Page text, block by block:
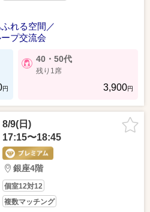
れる空間／
プ交流会
円
40・50代
残り1席
3,900円
8/9(日)
17:15〜18:45
銀座4階
個室12対12
複数マッチング